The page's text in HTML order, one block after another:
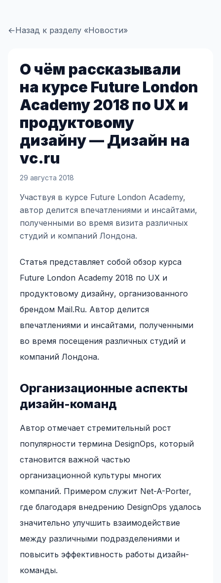
←Назад к разделу «Новости»
О чём рассказывали
на курсе Future London
Academy 2018 по UX и
продуктовому
дизайну — Дизайн на
vc.ru
29 августа 2018
Участвуя в курсе Future London Academy,
автор делится впечатлениями и инсайтами,
полученными во время визита различных
студий и компаний Лондона.
Статья представляет собой обзор курса
Future London Academy 2018 по UX и
продуктовому дизайну, организованного
брендом Mail.Ru. Автор делится
впечатлениями и инсайтами, полученными
во время посещения различных студий и
компаний Лондона.
Организационные аспекты
дизайн-команд
Автор отмечает стремительный рост
популярности термина DesignOps, который
становится важной частью
организационной культуры многих
компаний. Примером служит Net-A-Porter,
где благодаря внедрению DesignOps удалось
значительно улучшить взаимодействие
между различными подразделениями и
повысить эффективность работы дизайн-
команды.